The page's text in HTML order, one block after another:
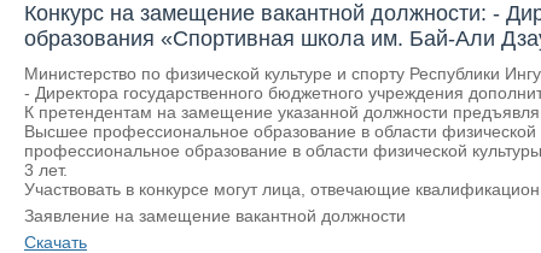
Конкурс на замещение вакантной должности: -
образования «Спортивная школа им. Бай-Али
Министерство по физической культуре и спорту Республики
- Директора государственного бюджетного учреждения
К претендентам на замещение указанной должности
Высшее профессиональное образование в области
профессиональное образование в области физической
3 лет.
Участвовать в конкурсе могут лица, отвечающие
Заявление на замещение вакантной должности
Скачать